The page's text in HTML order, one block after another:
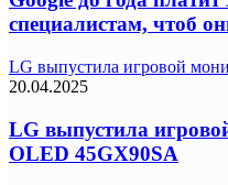
специалистам, чтоб
LG выпустила игровой
20.04.2025
LG выпустила
OLED 45GX90SA